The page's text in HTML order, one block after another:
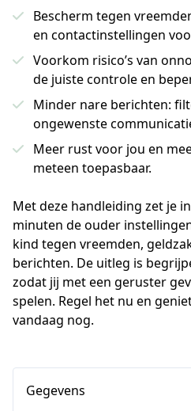
Bescherm tegen
en contactinstellingen
Voorkom risico’s van
de juiste controle en
Minder nare berichten:
ongewenste
Meer rust voor jou en
meteen toepasbaar.
Met deze handleiding zet je
minuten de ouder
kind tegen vreemden,
berichten. De uitleg is
zodat jij met een geruster
spelen. Regel het nu en
vandaag nog.
Gegevens